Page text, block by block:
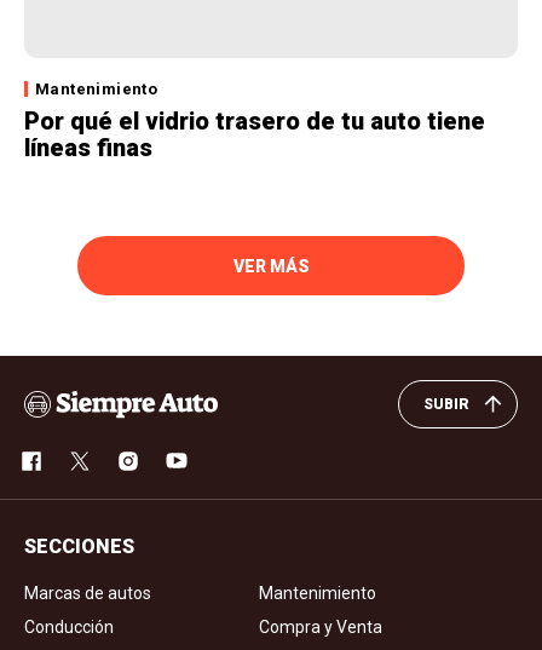
Mantenimiento
Por qué el vidrio trasero de tu auto tiene
líneas finas
VER MÁS
SUBIR
SECCIONES
Marcas de autos
Mantenimiento
Conducción
Compra y Venta